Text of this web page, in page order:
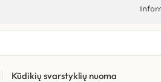
Kūdikių svarstyklių nuoma